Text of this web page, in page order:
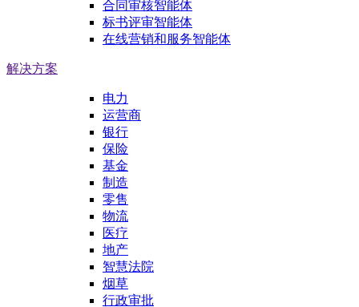
合同审核智能体
标书评审智能体
在线营销和服务智能体
解决方案
电力
运营商
银行
保险
基金
制造
零售
物流
医疗
地产
智慧法院
烟草
行政审批